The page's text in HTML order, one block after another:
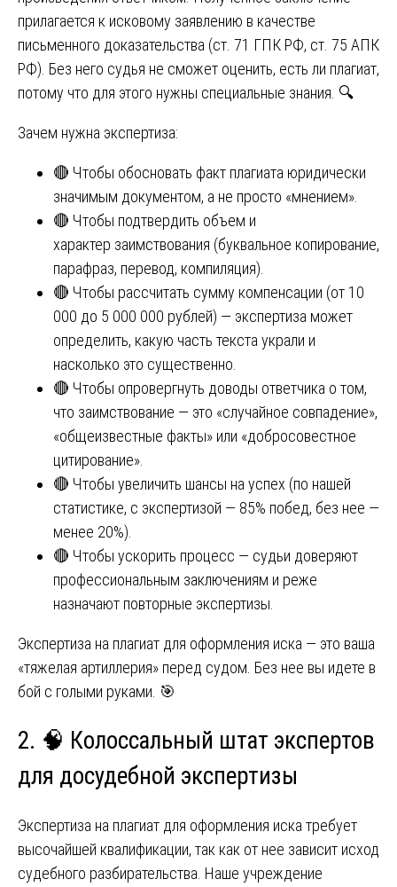
прилагается к исковому заявлению в качестве
письменного доказательства (ст. 71 ГПК РФ, ст. 75 АПК
РФ). Без него судья не сможет оценить, есть ли плагиат,
потому что для этого нужны специальные знания. 🔍
Зачем нужна экспертиза:
🔴 Чтобы обосновать факт плагиата юридически
значимым документом, а не просто «мнением».
🔴 Чтобы подтвердить объем и
характер заимствования (буквальное копирование,
парафраз, перевод, компиляция).
🔴 Чтобы рассчитать сумму компенсации (от 10
000 до 5 000 000 рублей) — экспертиза может
определить, какую часть текста украли и
насколько это существенно.
🔴 Чтобы опровергнуть доводы ответчика о том,
что заимствование — это «случайное совпадение»,
«общеизвестные факты» или «добросовестное
цитирование».
🔴 Чтобы увеличить шансы на успех (по нашей
статистике, с экспертизой — 85% побед, без нее —
менее 20%).
🔴 Чтобы ускорить процесс — судьи доверяют
профессиональным заключениям и реже
назначают повторные экспертизы.
Экспертиза на плагиат для оформления иска — это ваша
«тяжелая артиллерия» перед судом. Без нее вы идете в
бой с голыми руками. 🎯
2. 🧠 Колоссальный штат экспертов
для досудебной экспертизы
Экспертиза на плагиат для оформления иска требует
высочайшей квалификации, так как от нее зависит исход
судебного разбирательства. Наше учреждение